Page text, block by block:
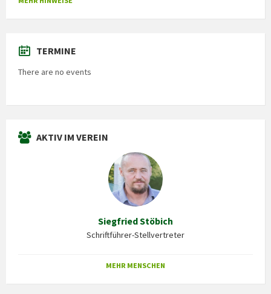
TERMINE
There are no events
AKTIV IM VEREIN
Siegfried Stöbich
Schriftführer-Stellvertreter
MEHR MENSCHEN